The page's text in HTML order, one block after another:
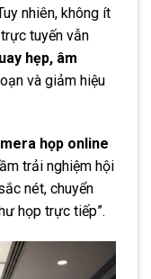
nhiên, không ít
tuyến vẫn
hẹp, âm
và giảm hiệu
họp online
trải nghiệm hội
nét, chuyển
họp trực tiếp”.